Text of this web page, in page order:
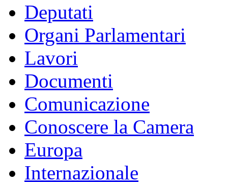
Deputati
Organi Parlamentari
Lavori
Documenti
Comunicazione
Conoscere la Camera
Europa
Internazionale